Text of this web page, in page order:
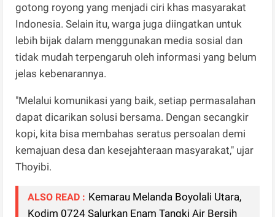
gotong royong yang menjadi ciri khas masyarakat
Indonesia. Selain itu, warga juga diingatkan untuk
lebih bijak dalam menggunakan media sosial dan
tidak mudah terpengaruh oleh informasi yang belum
jelas kebenarannya.
"Melalui komunikasi yang baik, setiap permasalahan
dapat dicarikan solusi bersama. Dengan secangkir
kopi, kita bisa membahas seratus persoalan demi
kemajuan desa dan kesejahteraan masyarakat," ujar
Thoyibi.
ALSO READ : Kemarau Melanda Boyolali Utara,
Kodim 0724 Salurkan Enam Tangki Air Bersih